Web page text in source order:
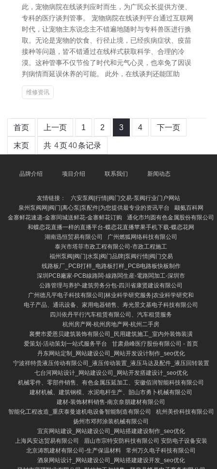
此，宠物病院在线谈判应时而生，为广民众长提供方便、
专科的医疗谈判管事。 宠物病院在线谈判平台通过互联网
时代，让宠物主东说念主不错遍地随时与专科兽医进行换
取。无论是宠物的饮食、行径止境，已经疾病症状、疫苗
接种等问题，皆不错通过在线样式获取科学、合理的冷
漠。这种管事不仅节俭了时代和元气心灵，也幸免了因误
判病情而延误休养的可能。 此外，在线谈判还能匡助
维修资讯
首页 上一页 1 2 3 4 下一页
末页 共 4页40条记录
品牌介绍 项目介绍 联系我们 新闻动态
友情链接：
六安泵阀|行情|阀门交易-泵阀行业门户网站
泉州泵阀网|阀门|离心泵|泵配件|为您提供最专业的资讯平台
颛氨百科网
金寨鲜花速递-金寨同城送鲜花-金寨鲜花订购
通化市均圆有色金属股份有限公司
和蝶恋花直播一样的直播平台-蝶恋花直播苹果手机下载-蝶恋花网
湖南迅恒贸易有限公司
广州燃狐网络科技有限公司
泰兴市塔菲市政工程有限公司-市政工程施工
福州泵阀|阀门|水泵|阀门品牌|泵阀行情|阀门交易
线路板厂_PCB打样_电路板打样_PCB电路板快板制作
深圳PCB廠家-PCB線路闆-線路闆生産-電路闆加工-深圳市
公路管理与养护-建筑劳务分包-四川省康贤建设有限公司
广州德凡平电子科技有限公司|林业科学研究服务|农业科学研究和
电子产品、通讯设备、家用电器销售、寿光景文基电子科技有限公司
四川依丹平行汽车租赁有限公司、汽车租赁服务
杭州房产网-杭州房地产网-杭州二手房
襄樊市爱恩贝建筑装饰有限公司_民用建筑施工_室内外装饰装潢
爱策划-活动策划一站式服务平台
甘肃鼎峰医疗股份有限公司 - 首页
丹东网站定制_网站建设公司_网站开发设计制作_seo优化
宁波祥特贵液压传动有限公司_液压传动装置_液压马达及配件_液压回转装置
七台河网站设计_网站建设公司_网站开发搭建设计_seo优化
机械零件、零部件销售、有色金属压延加工、安徽佰润智能科技有限公司
建材机械、建筑钢模、水泥电杆生产、韶山市勇卜机械有限公司
建材-装饰材料销售-南京奈朋建材有限公司
智能化工程改造_重庆泰曼途机电设备智能制造有限公司
杭州美价科技有限公司
扬州市邓邦涂装机械有限公司
宜宾网站建设_网站建设公司_网站搭建建设制作_seo优化
上海风安达贸易有限公司
眉山市宗特安防科技有限公司 安防电子设备安装
北京涛凯建材有限公司-生产保温材料
常州万久电子科技有限公司
酒泉网站设计_网站建设公司_网站搭建建设开发_seo优化